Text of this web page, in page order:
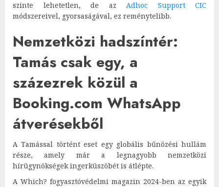
szinte lehetetlen, de az Adhoc Support CIC
módszereivel, gyorsaságával, ez reménytelibb.
Nemzetközi hadszíntér:
Tamás csak egy, a
százezrek közül a
Booking.com WhatsApp
átverésekből
A Tamással történt eset egy globális bűnözési hullám
része, amely már a legnagyobb nemzetközi
hírügynökségek ingerküszöbét is átlépte.
A Which? fogyasztóvédelmi magazin 2024-ben az egyik